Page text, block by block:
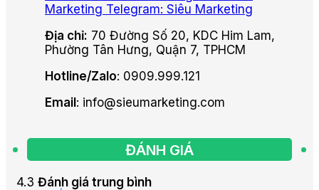
Marketing Telegram: Siêu Marketing
Địa chỉ: 70 Đường Số 20, KDC Him Lam,
Phường Tân Hưng, Quận 7, TPHCM
Hotline/Zalo: 0909.999.121
Email : info@sieumarketing.com
ĐÁNH GIÁ
4.3 Đánh giá trung bình